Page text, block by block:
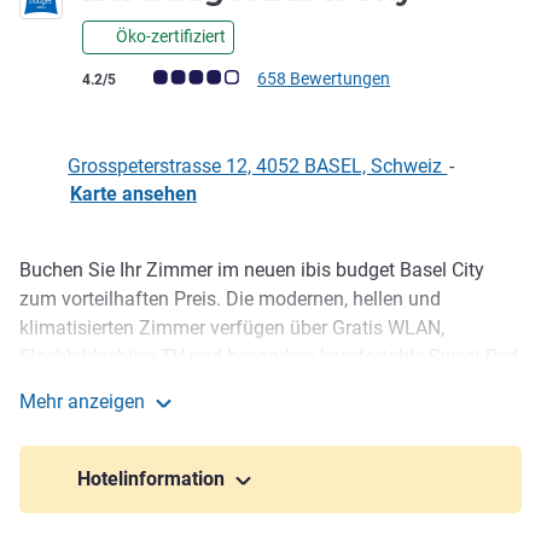
Öko-zertifiziert
Note Kundenmeinungen (Bewertung ALL)
4.2/5 658 Bewertungen
Grosspeterstrasse 12, 4052 BASEL, Schweiz -
Karte ansehen
Beschreibung
Buchen Sie Ihr Zimmer im neuen ibis budget Basel City
zum vorteilhaften Preis. Die modernen, hellen und
klimatisierten Zimmer verfügen über Gratis WLAN,
nur wenige Gehminuten vom Bahnhof SBB entfernt, sind
viele Sehenswürdigkeiten, der St. Jakob-Park und die
Messe Basel bequem zu Fuss bzw. mit ÖV zu erreichen.
Mehr anzeigen
Hotelinformation